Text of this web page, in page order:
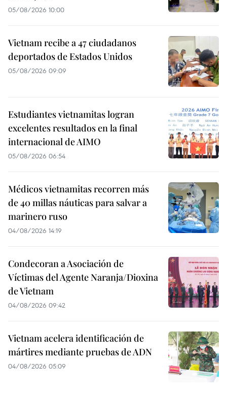
05/08/2026 10:00
Vietnam recibe a 47 ciudadanos
deportados de Estados Unidos
05/08/2026 09:09
Estudiantes vietnamitas logran
excelentes resultados en la final
internacional de AIMO
05/08/2026 06:54
Médicos vietnamitas recorren más
de 40 millas náuticas para salvar a
marinero ruso
04/08/2026 14:19
Condecoran a Asociación de
Víctimas del Agente Naranja/Dioxina
de Vietnam
04/08/2026 09:42
Vietnam acelera identificación de
mártires mediante pruebas de ADN
04/08/2026 05:09